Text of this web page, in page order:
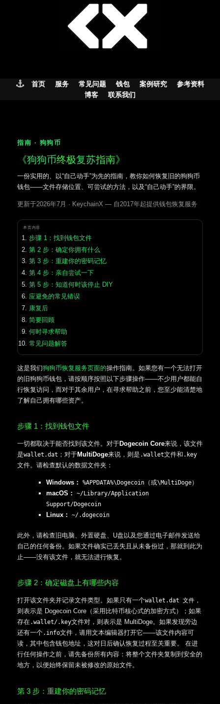
首页 服务 常见问题 钱包 案例研究
参考资料
博客
联系我们
指南 · 狗狗币
《狗狗币终极复苏指南》
一份实用的、以“自己动手”为先的指南，教你如何恢复旧的狗狗币
钱包——文件存储位置、可尝试的方法，以及“自己动手”的界限。
更新于2026年7月 · KeychainX — 自2017年起提供钱包恢复服务
本页内容
步骤 1：找到钱包文件
第 2 步：确定你拥有什么
第 3 步：重建你的密码记忆
第 4 步：亲自尝试一下
第 5 步：知道何时该停止 DIY
应避免的常见错误
康复后
简要回顾
何时寻求帮助
常见问题解答
这是我们狗狗币恢复服务页面的操作指南。如果您有一个无法打开
的旧狗狗币钱包，请按顺序按照以下步骤操作——不少用户都能自
行恢复访问，而对于其余用户，在寻求帮助之前，您至少能清楚地
了解自己拥有哪些资产。
步骤 1：找到钱包文件
一切都取决于能否找到该文件。对于Dogecoin Core来说，该文件
是wallet.dat ；对于MultiDoge来说，则是 .wallet文件和 .key
文件。请检查默认的数据文件夹：
Windows： %APPDATA%\Dogecoin（或\MultiDoge）
macOS：
~/Library/Application
Support/Dogecoin
Linux： ~/.dogecoin
此外，请检查旧电脑、外置硬盘、U盘以及您通过电子邮件发送给
自己的任何备份。如果文件确实已丢失且从未备份过，那就到此为
止——没有该文件，就无法进行恢复。
步骤 2：确定磁盘上有哪些内容
打开该文件夹并记录文件类型。如果只有一个wallet.dat 文件 ，
则表示是 Dogecoin Core（采用比特币核心式的加密方式）；如果
存在.wallet/.key文件对，则表示是 MultiDoge。如果发现旁边
还有一个.info文件，请用文本编辑器打开它——该文件内容可
读，其中包含钱包地址，这对日后确认恢复过程至关重要。 在进
行任何操作之前，请先备份所有内容：将整个文件夹复制到安全的
地方，以便始终保留未被修改的原始文件。
第 3 步：重建你的密码记忆